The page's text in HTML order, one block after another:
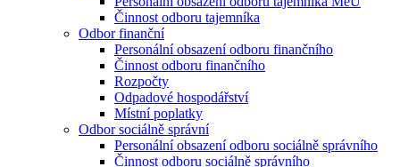
Činnost odboru tajemníka
Odbor finanční
Personální obsazení odboru finančního
Činnost odboru finančního
Rozpočty
Odpadové hospodářství
Místní poplatky
Odbor sociálně správní
Personální obsazení odboru sociálně správního
Činnost odboru sociálně správního